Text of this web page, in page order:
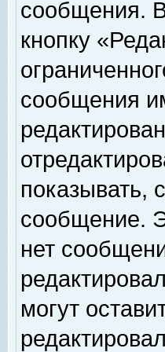
сообщения.
кнопку
сообщения
показывать,
сообщение.
нет
могут